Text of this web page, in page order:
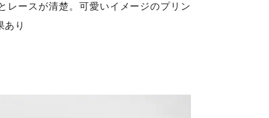
レースが清楚。可愛いイメージのプリン
り